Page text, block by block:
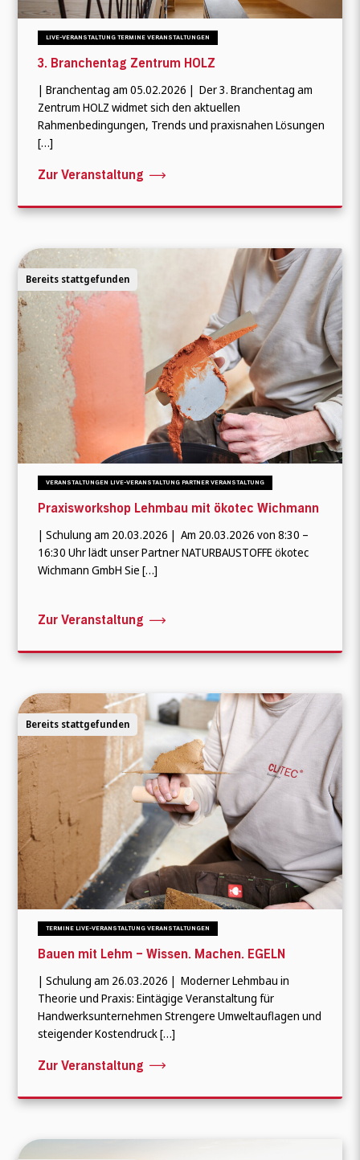
Wonach suchen Sie?
LIVE-VERANSTALTUNG TERMINE VERANSTALTUNGEN
3. Branchentag Zentrum HOLZ
| Branchentag am 05.02.2026 | Der 3. Branchentag am
Zentrum HOLZ widmet sich den aktuellen
Rahmenbedingungen, Trends und praxisnahen Lösungen
[…]
Zur Veranstaltung
Bereits stattgefunden
VERANSTALTUNGEN LIVE-VERANSTALTUNG PARTNER VERANSTALTUNG
Praxisworkshop Lehmbau mit ökotec Wichmann
| Schulung am 20.03.2026 | Am 20.03.2026 von 8:30 –
16:30 Uhr lädt unser Partner NATURBAUSTOFFE ökotec
Wichmann GmbH Sie […]
Zur Veranstaltung
Bereits stattgefunden
TERMINE LIVE-VERANSTALTUNG VERANSTALTUNGEN
Bauen mit Lehm – Wissen. Machen. EGELN
| Schulung am 26.03.2026 | Moderner Lehmbau in
Theorie und Praxis: Eintägige Veranstaltung für
Handwerksunternehmen Strengere Umweltauflagen und
steigender Kostendruck […]
Zur Veranstaltung